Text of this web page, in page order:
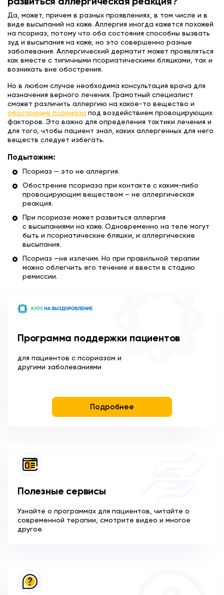
развиться аллергическая реакция?
Да, может, причем в разных проявлениях, в том числе и в
виде высыпаний на коже. Аллергия иногда кажется похожей
на псориаз, потому что оба состояния способны вызвать
зуд и высыпания на коже, но это совершенно разные
заболевания. Аллергический дерматит может проявляться
как вместе с типичными псориатическими бляшками, так и
возникать вне обострения.
Но в любом случае необходима консультация врача для
назначения верного лечения. Грамотный специалист
сможет различить аллергию на какое-то вещество и
обострение псориаза под воздействием провоцирующих
факторов. Это важно для определения тактики лечения и
для того, чтобы пациент знал, каких аллергенных для него
веществ следует избегать.
Подытожим:
Псориаз — это не аллергия.
Обострение псориаза при контакте с каким-либо
провоцирующим веществом – не аллергическая
реакция.
При псориазе может развиться аллергия
с высыпаниями на коже. Одновременно на теле могут
быть и псориатические бляшки, и аллергические
высыпания.
Псориаз —не излечим. Но при правильной терапии
можно облегчить его течение и ввести в стадию
ремиссии.
Программа поддержки пациентов
для пациентов с псориазом и
другими заболеваниями
Подробнее
Полезные сервисы
Узнайте о программах для пациентов, читайте о
современной терапии, смотрите видео и многое
другое.